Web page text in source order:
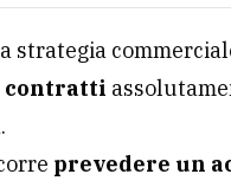
strategia
contratti
prevedere un